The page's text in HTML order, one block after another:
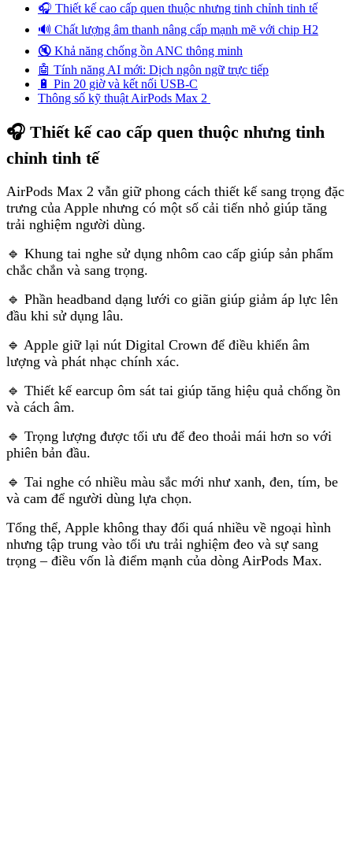
🎧 Thiết kế cao cấp quen thuộc nhưng tinh chỉnh tinh tế
🔊 Chất lượng âm thanh nâng cấp mạnh mẽ với chip H2
🔇 Khả năng chống ồn ANC thông minh
🤖 Tính năng AI mới: Dịch ngôn ngữ trực tiếp
🔋 Pin 20 giờ và kết nối USB-C
Thông số kỹ thuật AirPods Max 2
🎧 Thiết kế cao cấp quen thuộc nhưng tinh
chỉnh tinh tế
AirPods Max 2 vẫn giữ phong cách thiết kế sang trọng đặc
trưng của Apple nhưng có một số cải tiến nhỏ giúp tăng
trải nghiệm người dùng.
🔹 Khung tai nghe sử dụng nhôm cao cấp giúp sản phẩm
chắc chắn và sang trọng.
🔹 Phần headband dạng lưới co giãn giúp giảm áp lực lên
đầu khi sử dụng lâu.
🔹 Apple giữ lại nút Digital Crown để điều khiển âm
lượng và phát nhạc chính xác.
🔹 Thiết kế earcup ôm sát tai giúp tăng hiệu quả chống ồn
và cách âm.
🔹 Trọng lượng được tối ưu để đeo thoải mái hơn so với
phiên bản đầu.
🔹 Tai nghe có nhiều màu sắc mới như xanh, đen, tím, be
và cam để người dùng lựa chọn.
Tổng thể, Apple không thay đổi quá nhiều về ngoại hình
nhưng tập trung vào tối ưu trải nghiệm đeo và sự sang
trọng – điều vốn là điểm mạnh của dòng AirPods Max.